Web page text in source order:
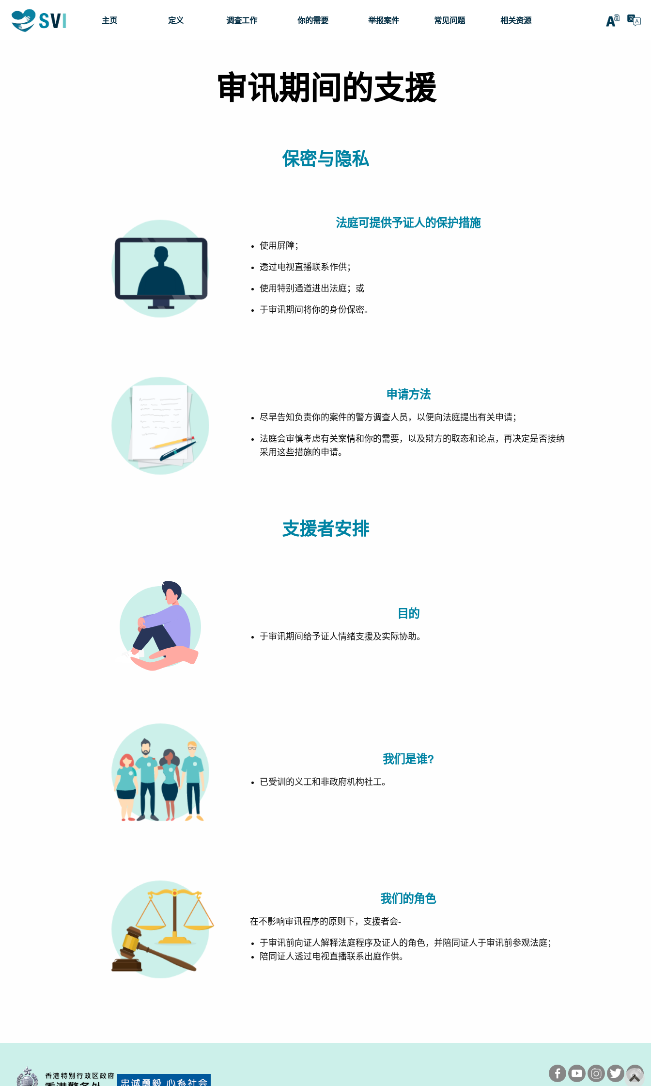
主页 定义 调查工作 你的需要 举报案件 常见问题 相关资源
审讯期间的支援
保密与隐私
法庭可提供予证人的保护措施
使用屏障；
透过电视直播联系作供；
使用特别通道进出法庭；或
于审讯期间将你的身份保密。
申请方法
尽早告知负责你的案件的警方调查人员，以便向法庭提出有关申请；
法庭会审慎考虑有关案情和你的需要，以及辩方的取态和论点，再决定是否接纳
采用这些措施的申请。
支援者安排
目的
于审讯期间给予证人情绪支援及实际协助。
我们是谁?
已受训的义工和非政府机构社工。
我们的角色
在不影响审讯程序的原则下，支援者会-
于审讯前向证人解释法庭程序及证人的角色，并陪同证人于审讯前参观法庭；
陪同证人透过电视直播联系出庭作供。